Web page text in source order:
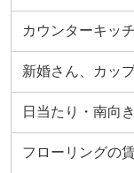
カウンターキッ
新婚さん、カッ
日当たり・南向
フローリングの